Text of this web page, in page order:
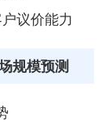
议价能力
规模预测